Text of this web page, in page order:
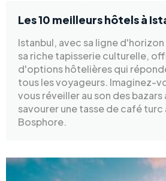
Les 10 meilleurs hôtels à
Istanbul, avec sa ligne
sa riche tapisserie culturelle,
d'options hôtelières qui
tous les voyageurs. Imaginez-
vous réveiller au son des bazars
savourer une tasse de café turc
Bosphore.